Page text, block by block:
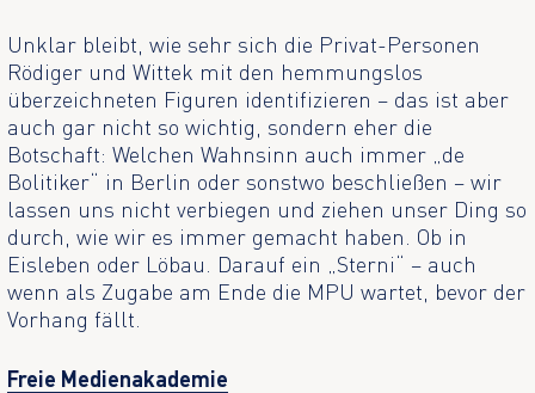
Unklar bleibt, wie sehr sich die Privat-Personen
Rödiger und Wittek mit den hemmungslos
überzeichneten Figuren identifizieren – das ist aber
auch gar nicht so wichtig, sondern eher die
Botschaft: Welchen Wahnsinn auch immer „de
Bolitiker“ in Berlin oder sonstwo beschließen – wir
lassen uns nicht verbiegen und ziehen unser Ding so
durch, wie wir es immer gemacht haben. Ob in
Eisleben oder Löbau. Darauf ein „Sterni“ – auch
wenn als Zugabe am Ende die MPU wartet, bevor der
Vorhang fällt.
Freie Medienakademie